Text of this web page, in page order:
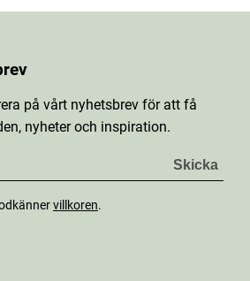
på vårt nyhetsbrev för att få
nyheter och inspiration.
villkoren.